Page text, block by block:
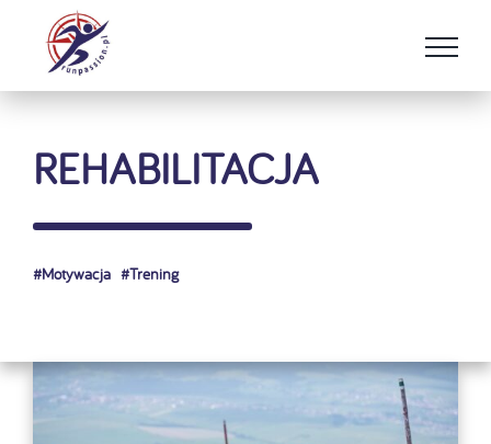
zawartości
REHABILITACJA
#Motywacja #Trening
Pokaż
większy